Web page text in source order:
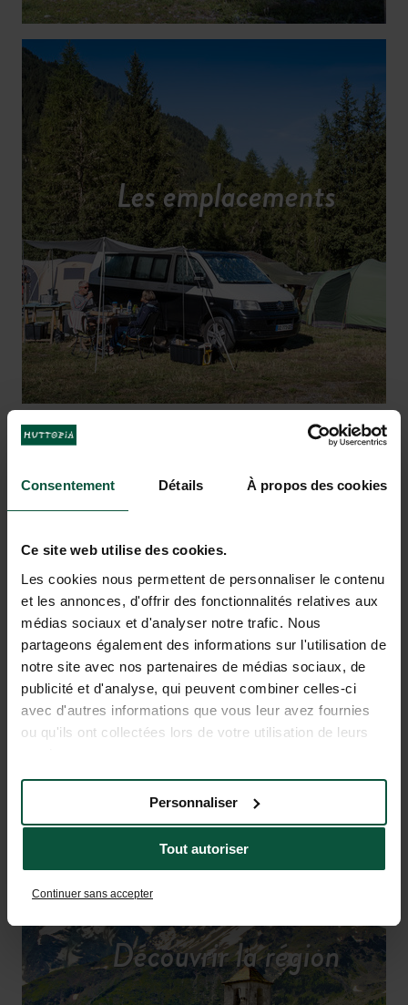
Consentement Détails À propos des cookies
Ce site web utilise des cookies.
Les cookies nous permettent de personnaliser le contenu
et les annonces, d'offrir des fonctionnalités relatives aux
médias sociaux et d'analyser notre trafic. Nous
partageons également des informations sur l'utilisation de
notre site avec nos partenaires de médias sociaux, de
publicité et d'analyse, qui peuvent combiner celles-ci
avec d'autres informations que vous leur avez fournies
ou qu'ils ont collectées lors de votre utilisation de leurs
Tout autoriser
Personnaliser
Continuer sans accepter
Les emplacements
Les activités
Découvrir la région